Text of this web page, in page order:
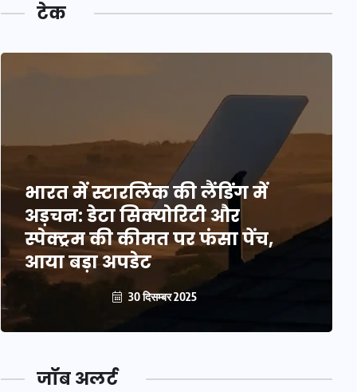
टेक
भारत में स्टारलिंक की लैंडिंग में
अड़चन: डेटा सिक्योरिटी और
स्पेक्ट्रम की कीमत पर फंसा पेंच,
आया बड़ा अपडेट
30 दिसम्बर 2025
जॉब अलर्ट